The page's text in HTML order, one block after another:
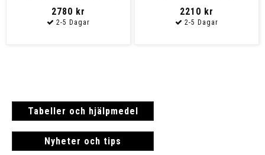
2780 kr 2210 kr
Tabeller och hjälpmedel
Nyheter och tips